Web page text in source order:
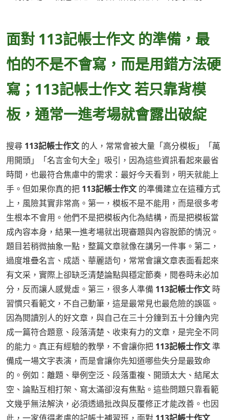
面對 113記帳士作文 的準備，最
怕的不是不會寫，而是用錯方法硬
寫；113記帳士作文 若只靠背模
板，通常一進考場就會露出破綻
搜尋 113記帳士作文 的人，常常會被大量「高分模板」「萬
用開頭」「名言金句大全」吸引，因為這些資訊看起來最省
時間，也最符合焦慮中的需求：最好今天看到，明天就能上
手。但如果你真的把 113記帳士作文 的準備建立在這種方式
上，風險其實非常高。第一，模板不是不能用，而是很多考
生根本不會用。他們不是把模板內化為結構，而是把模板當
成內容本身，結果一進考場就出現審題與內容脫節的情況。
題目若稍微抽象一點，整篇文章就像在講另一件事。第二，
過度堆疊名言、成語、華麗語句，常常會讓文章表面看起來
有文采，實際上卻缺乏清楚論點與穩定節奏，閱卷時未必加
分，反而讓人感覺虛。第三，很多人準備 113記帳士作文 時
習慣只看範文，不自己動筆，這是最常見也最危險的誤區。
因為閱讀別人的好文章，與自己在三十分鐘到五十分鐘內完
成一篇符合題意、段落清楚、收束有力的文章，是完全不同
的能力。真正有經驗的教學，不會讓你把 113記帳士作文準
備成一場文字表演，而是會讓你先知道哪些失分是最致命
的。例如：離題、舉例空泛、段落重複、開頭太大、結尾太
空、論點互相打架、寫太滿卻沒有焦點。這些問題只靠看範
文幾乎無法解決，必須透過批改與反覆修正才能改善。也因